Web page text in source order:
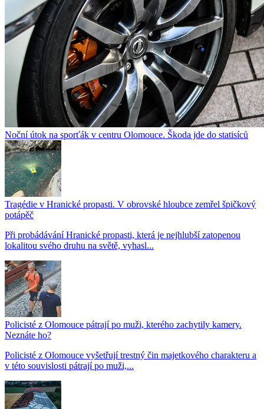
Noční útok na sporťák v centru Olomouce. Škoda jde do statisíců
Tragédie v Hranické propasti. V obrovské hloubce zemřel špičkový
potápěč
Při probádávání Hranické propasti, která je nejhlubší zatopenou
lokalitou svého druhu na světě, vyhasl...
Policisté z Olomouce pátrají po muži, kterého zachytily kamery.
Neznáte ho?
Policisté z Olomouce vyšetřují trestný čin majetkového charakteru a
v této souvislosti pátrají po muži,...